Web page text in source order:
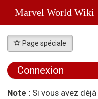
Marvel World Wiki
Page spéciale
Connexion
Note : Si vous avez